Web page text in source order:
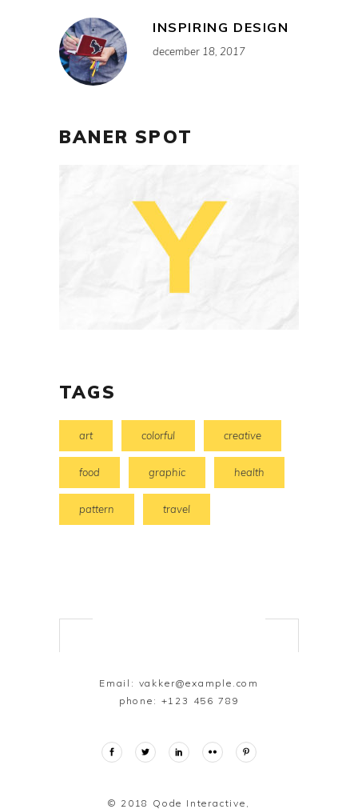
INSPIRING DESIGN
december 18, 2017
BANER SPOT
TAGS
art colorful creative
food graphic health
pattern travel
Email: vakker@example.com
phone: +123 456 789
© 2018 Qode Interactive,